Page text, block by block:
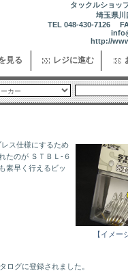
タックルショッ
埼玉県川
TEL 048-430-7126
http://
見る レジに進む
【イメー
ス仕様にするため
たのが ＳＴＢＬ-６
素早く行えるビッ
ログに登録されました。